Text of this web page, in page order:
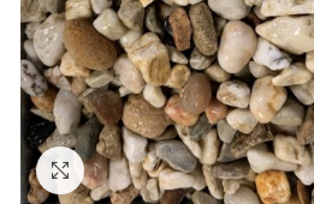
Click to enlarge